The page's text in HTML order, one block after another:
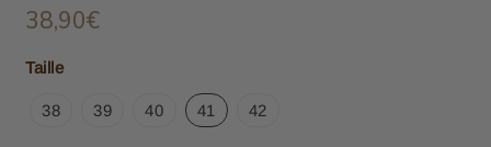
38,90€
price
Taille
38 39 40 41 42